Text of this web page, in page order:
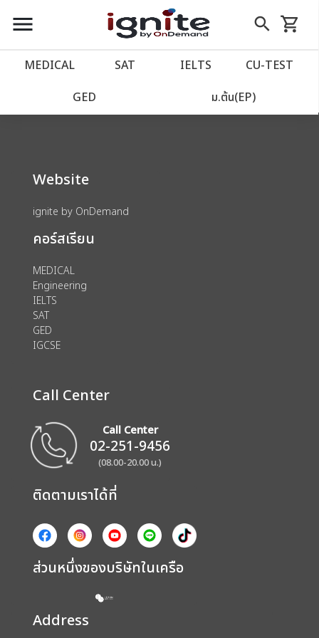
close
account_balance หน้าแรก
เว็บไซต์อิกไนท์
import_contacts วางแผนการเรียน
account_circle เข้าสู่ระบบ
assignment ลงทะเบียน
menu search
Skip
to
shopping_cart
รถเข็น
MEDICAL SAT IELTS CU‑TEST
GED ม.ต้น(EP)
We could not find anything for 80000875
Website
ignite by OnDemand
คอร์สเรียน
MEDICAL
Engineering
IELTS
SAT
GED
IGCSE
Call Center
Call Center
02-251-9456
(08.00-20.00 น.)
ติดตามเราได้ที่
ส่วนหนึ่งของบริษัทในเครือ
Address